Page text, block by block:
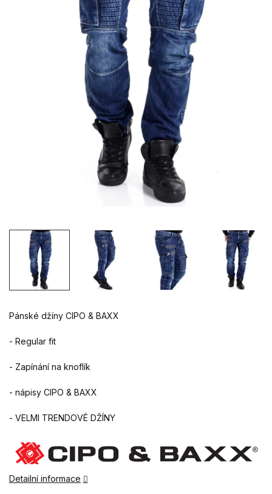
Pánské džíny CIPO & BAXX
- Regular fit
- Zapínání na knoflík
- nápisy CIPO & BAXX
- VELMI TRENDOVÉ DŽÍNY
Detailní informace